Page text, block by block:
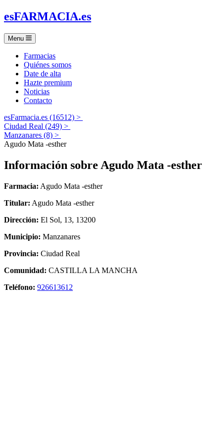
esFARMACIA.es
Menu
Farmacias
Quiénes somos
Date de alta
Hazte premium
Noticias
Contacto
esFarmacia.es (16512) >
Ciudad Real (249) >
Manzanares (8) >
Agudo Mata -esther
Información sobre Agudo Mata -esther
Farmacia: Agudo Mata -esther
Titular: Agudo Mata -esther
Dirección: El Sol, 13, 13200
Municipio: Manzanares
Provincia: Ciudad Real
Comunidad: CASTILLA LA MANCHA
Teléfono: 926613612